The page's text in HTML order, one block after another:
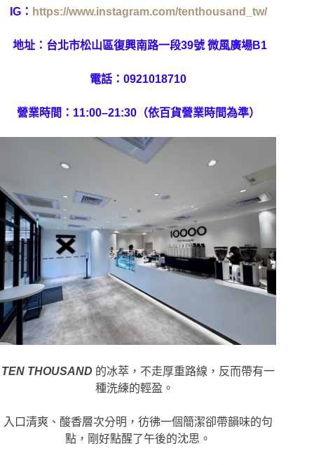
IG： https://www.instagram.com/tenthousand_tw/
地址：台北市松山區復興南路一段39號 微風廣場B1
電話：0921018710
營業時間：11:00–21:30（依百貨營業時間為準）
TEN THOUSAND 的冰萃，不走厚重路線，反而帶有一
種洗練的輕盈。
入口清爽、酸香層次分明，彷彿一個簡潔卻帶韻味的句
點，剛好點醒了午後的沈思。